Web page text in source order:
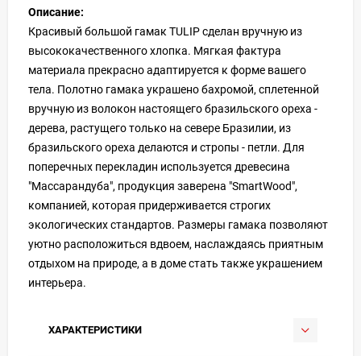
Описание:
Красивый большой гамак TULIP сделан вручную из
высококачественного хлопка. Мягкая фактура
материала прекрасно адаптируется к форме вашего
тела. Полотно гамака украшено бахромой, сплетенной
вручную из волокон настоящего бразильского ореха -
дерева, растущего только на севере Бразилии, из
бразильского ореха делаются и стропы - петли. Для
поперечных перекладин используется древесина
"Массарандуба", продукция заверена "SmartWood",
компанией, которая придерживается строгих
экологических стандартов. Размеры гамака позволяют
уютно расположиться вдвоем, наслаждаясь приятным
отдыхом на природе, а в доме стать также украшением
интерьера.
ХАРАКТЕРИСТИКИ